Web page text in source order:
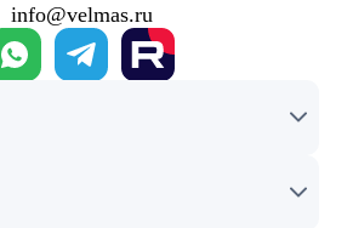
специалистов на объект в Санкт-Петербурге
и полная документация;
info@velmas.ru